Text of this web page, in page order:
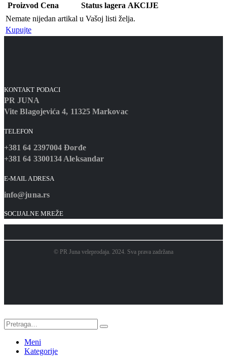
Proizvod
Status lagera
Nemate nijedan artikal u Vašoj listi želja.
Kupujte
KONTAKT PODACI
PR JUNA
Vite Blagojevića 4, 11325 Markovac
TELEFON
+381 64 2397004 Đorđe
+381 64 3300134 Aleksandar
E-MAIL ADRESA
info@juna.rs
SOCIJALNE MREŽE
© PR Juna veleprodaja. 2024. Sva prava zadržana
Meni
Kategorije